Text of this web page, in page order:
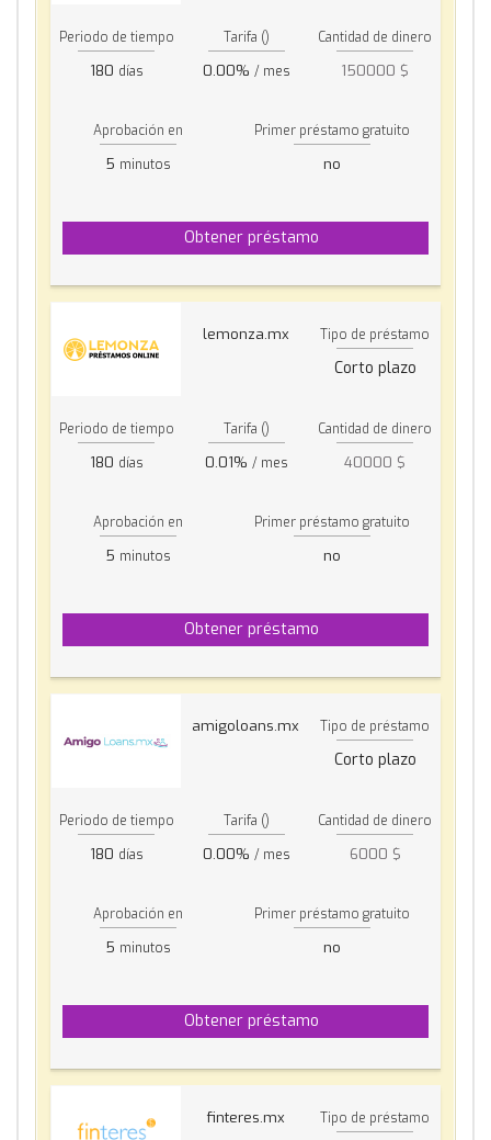
Periodo de tiempo
180 días
Tarifa ()
0.00% / mes
Cantidad de dinero
150000 $
Aprobación en
5 minutos
Primer préstamo gratuito
no
Obtener préstamo
lemonza.mx Tipo de préstamo
Corto plazo
Periodo de tiempo
180 días
Tarifa ()
0.01% / mes
Cantidad de dinero
40000 $
Aprobación en
5 minutos
Primer préstamo gratuito
no
Obtener préstamo
amigoloans.mx Tipo de préstamo
Corto plazo
Periodo de tiempo
180 días
Tarifa ()
0.00% / mes
Cantidad de dinero
6000 $
Aprobación en
5 minutos
Primer préstamo gratuito
no
Obtener préstamo
finteres.mx Tipo de préstamo